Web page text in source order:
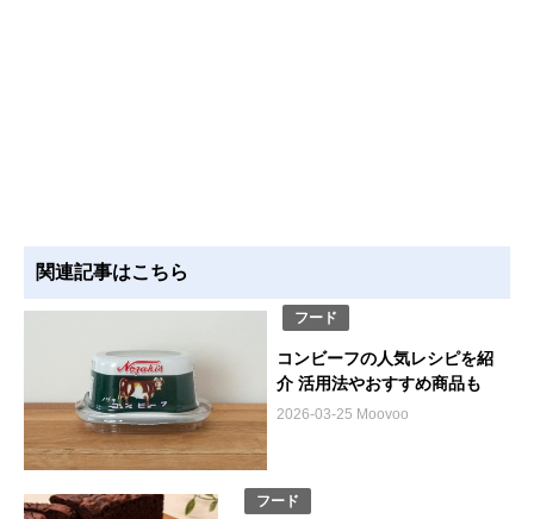
関連記事はこちら
フード
コンビーフの人気レシピを紹
介 活用法やおすすめ商品も
2026-03-25 Moovoo
フード